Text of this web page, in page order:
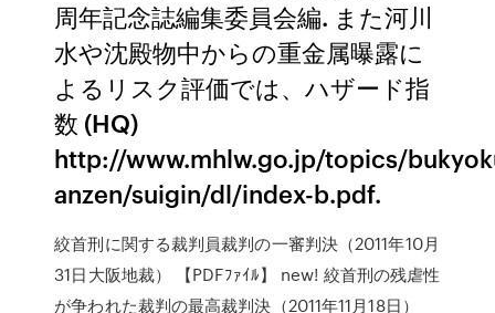
周年記念誌編集委員会編. また河川
水や沈殿物中からの重金属曝露に
よるリスク評価では、ハザード指
数 (HQ)
http://www.mhlw.go.jp/topics/
anzen/suigin/dl/index-b.pdf.
絞首刑に関する裁判員裁判の一審判決（2011年10月
31日大阪地裁） 【PDFﾌｧｲﾙ】 new! 絞首刑の残虐性
が争われた裁判の最高裁判決（2011年11月18日）